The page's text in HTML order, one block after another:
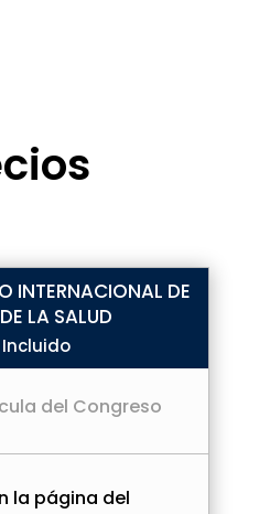
INTERNACIONAL DE
LA SALUD
del Congreso
la página del